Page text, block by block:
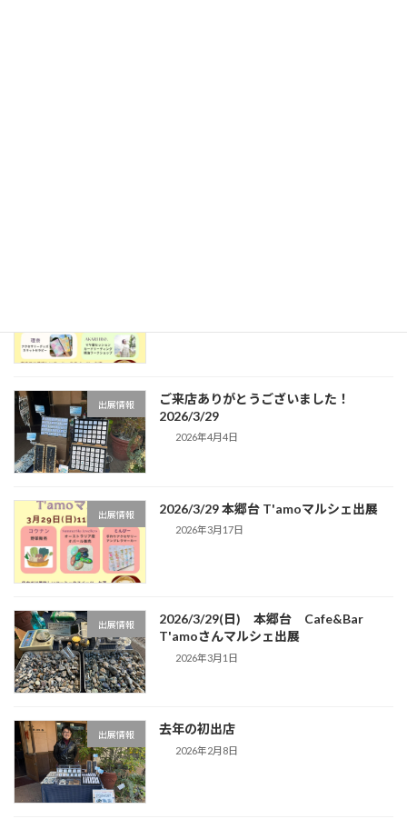
出展情報
ご来店ありがとうございました！
2026/3/29
2026年4月4日
出展情報 2026/3/29 本郷台 T'amoマルシェ出展
2026年3月17日
出展情報
2026/3/29(日) 本郷台 Cafe&Bar
T'amoさんマルシェ出展
2026年3月1日
出展情報 去年の初出店
2026年2月8日